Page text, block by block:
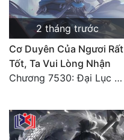
Tu Chân
Tu Tiên
Tội Phạm
Võ Hiệp
Võng Du
2 tháng trước
Cơ Duyên Của Ngươi Rất
Tốt, Ta Vui Lòng Nhận
Chương 7530: Đại Lục Khởi Nguyên – Kiến Thành 71